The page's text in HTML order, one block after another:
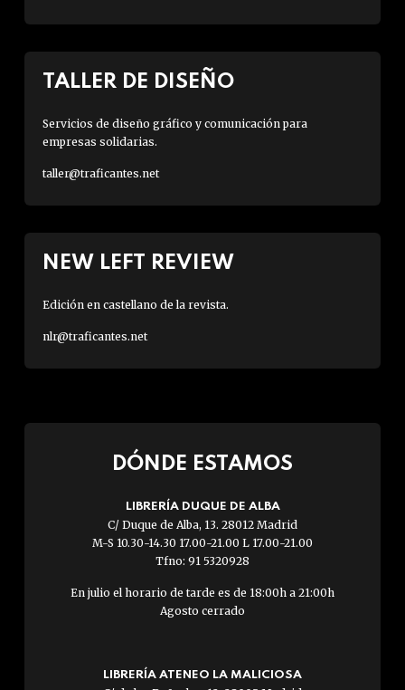
TALLER DE DISEÑO
Servicios de diseño gráfico y comunicación para
empresas solidarias.
taller@traficantes.net
NEW LEFT REVIEW
Edición en castellano de la revista.
nlr@traficantes.net
DÓNDE ESTAMOS
LIBRERÍA DUQUE DE ALBA
C/ Duque de Alba, 13. 28012 Madrid
M-S 10.30-14.30 17.00-21.00 L 17.00-21.00
Tfno: 91 5320928
En julio el horario de tarde es de 18:00h a 21:00h
Agosto cerrado
LIBRERÍA ATENEO LA MALICIOSA